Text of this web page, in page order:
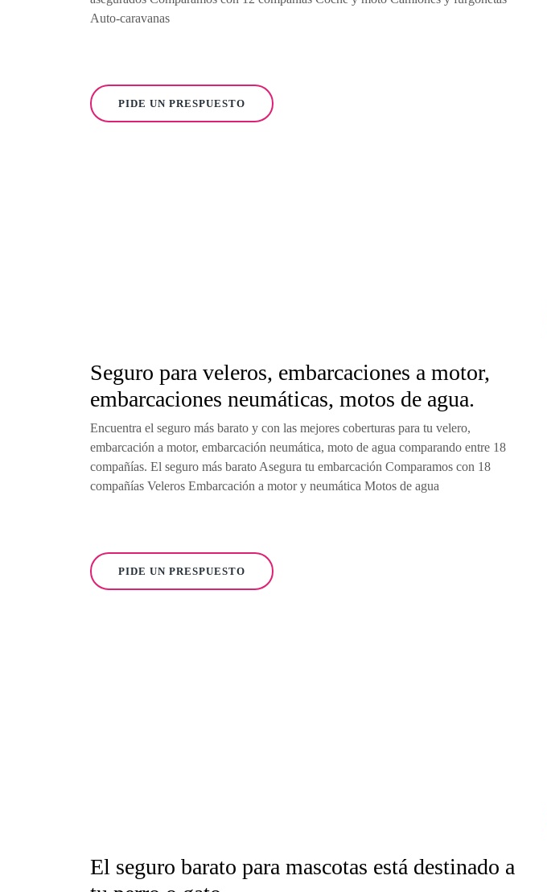
Auto-caravanas
PIDE UN PRESPUESTO
Seguro para veleros, embarcaciones a motor,
embarcaciones neumáticas, motos de agua.
Encuentra el seguro más barato y con las mejores coberturas para tu velero,
embarcación a motor, embarcación neumática, moto de agua comparando entre 18
compañías. El seguro más barato Asegura tu embarcación Comparamos con 18
compañías Veleros Embarcación a motor y neumática Motos de agua
PIDE UN PRESPUESTO
El seguro barato para mascotas está destinado a